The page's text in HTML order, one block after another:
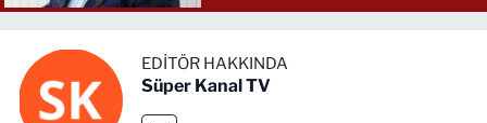
EDITÖR HAKKINDA
Süper Kanal TV